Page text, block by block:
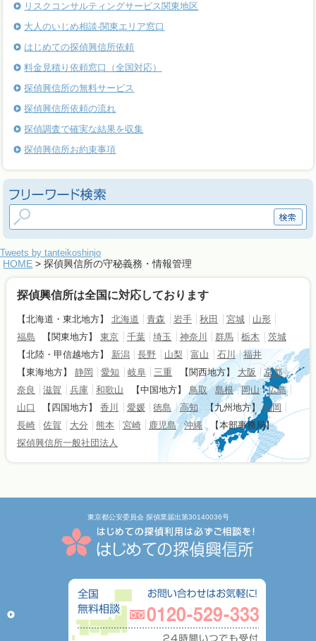
リスクコンサルティングサービス関東地区
大人のいじめ相談-関東エリア窓口
はじめての探偵興信所依頼
料金見積り依頼窓口（全国対応）
探偵興信所の無料サービス
探偵興信所依頼の流れ
探偵調査で確実な結果を収集
探偵興信所お約束事項
Tweets by tanteikoshinjo
HOME > 探偵興信所の守秘義務・情報管理
探偵興信所は全国に対応しております
【北海道・東北地方】 北海道 青森 岩手 秋田 宮城
山形
福島
【関東地方】 東京 千葉 埼玉 神奈川 群馬 栃木
茨城
【北陸・甲信越地方】
新潟 長野 山梨 富山 石川
福井
【東海地方】
静岡 愛知 岐阜 三重 【関西地方】 大阪
京都
奈良
滋賀 兵庫 和歌山 【中国地方】 鳥取 島根 岡山
広島
山口
【四国地方】 香川 愛媛 徳島 高知 【九州地方】 福岡
長崎
佐賀 大分 熊本 宮崎 鹿児島 沖縄
【本部事務局】
探偵興信所一般社団法人
東京都公安委員会 探偵業届出第30140036号